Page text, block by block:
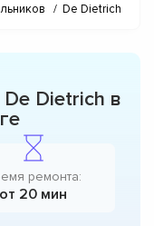
/ De Dietrich
Dietrich в
ремонта:
от 20 мин